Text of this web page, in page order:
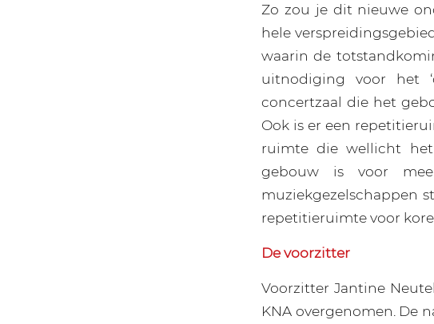
Zo zou je dit nieuwe
hele
waarin de
uitnodiging voor het
concertzaal die het
Ook is er een
ruimte die wellicht
gebouw is voor
muziekgezelschappen
repetitieruimte voor
De voorzitter
Voorzitter Jantine
KNA overgenomen. De